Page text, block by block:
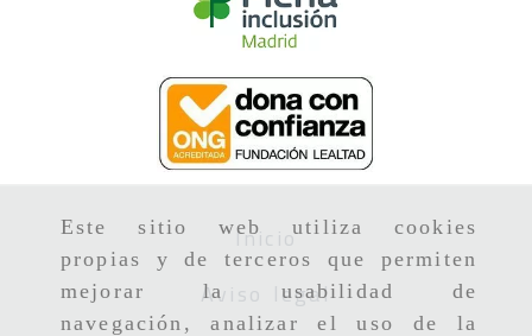
Este sitio web utiliza cookies
propias y de terceros que permiten
mejorar la usabilidad de
navegación, analizar el uso de la
Inicio
Aviso legal